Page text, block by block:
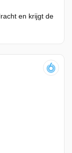
en krijgt de